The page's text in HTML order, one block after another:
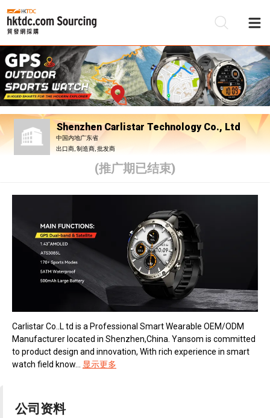
Shenzhen Carlistar Technology Co., Ltd
中国内地广东省
出口商, 制造商, 批发商
(推广期已结束)
Carlistar Co..L td is a Professional Smart Wearable OEM/ODM
Manufacturer located in Shenzhen,China. Yansom is committed
to product design and innovation, With rich experience in smart
watch field know... 显示更多
公司资料